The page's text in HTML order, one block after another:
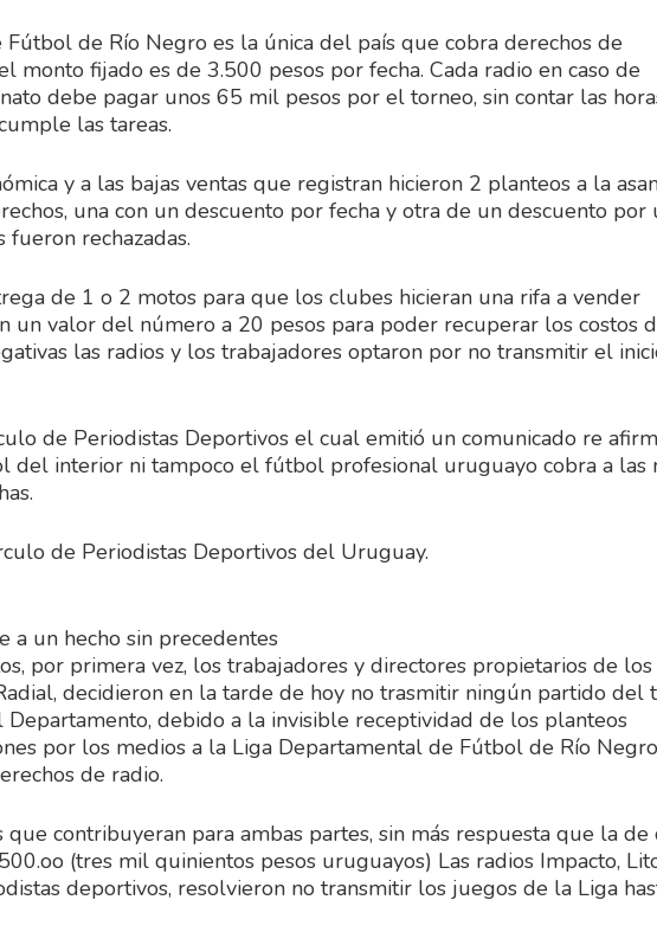
de Río Negro es la única del país que cobra derechos de
monto fijado es de 3.500 pesos por fecha. Cada radio en caso de
debe pagar unos 65 mil pesos por el torneo, sin contar las
las tareas.
y a las bajas ventas que registran hicieron 2 planteos a la
una con un descuento por fecha y otra de un descuento por
fueron rechazadas.
de 1 o 2 motos para que los clubes hicieran una rifa a vender
un valor del número a 20 pesos para poder recuperar los costos
las radios y los trabajadores optaron por no transmitir el
de Periodistas Deportivos el cual emitió un comunicado re
del interior ni tampoco el fútbol profesional uruguayo cobra a las
de Periodistas Deportivos del Uruguay.
un hecho sin precedentes
por primera vez, los trabajadores y directores propietarios de los
decidieron en la tarde de hoy no trasmitir ningún partido del
debido a la invisible receptividad de los planteos
por los medios a la Liga Departamental de Fútbol de Río
de radio.
contribuyeran para ambas partes, sin más respuesta que la de
(tres mil quinientos pesos uruguayos) Las radios Impacto,
deportivos, resolvieron no transmitir los juegos de la Liga